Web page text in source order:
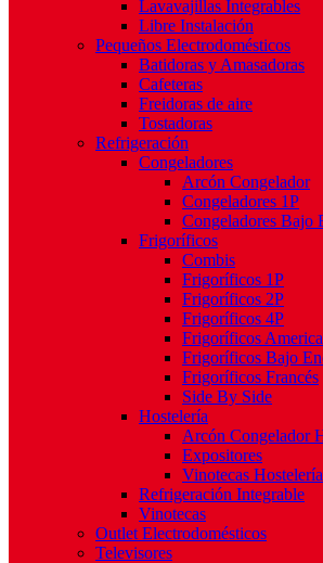
Lavavajillas Integrables
Libre Instalación
Pequeños Electrodomésticos
Batidoras y Amasadoras
Cafeteras
Freidoras de aire
Tostadoras
Refrigeración
Congeladores
Arcón Congelador
Congeladores 1P
Congeladores Bajo
Frigoríficos
Combis
Frigoríficos 1P
Frigoríficos 2P
Frigoríficos 4P
Frigoríficos
Frigoríficos Bajo
Frigoríficos Francés
Side By Side
Hostelería
Arcón Congelador
Expositores
Vinotecas Hostelería
Refrigeración Integrable
Vinotecas
Outlet Electrodomésticos
Televisores